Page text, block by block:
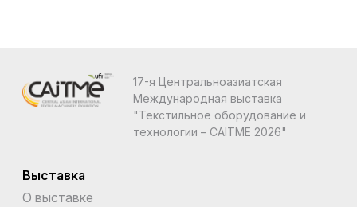
17-я Центральноазиатская
Международная выставка
"Текстильное оборудование и
технологии – CAITME 2026"
Выставка
О выставке